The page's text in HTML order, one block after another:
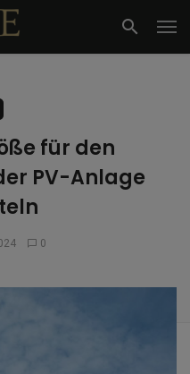
für den
PV-Anlage
0